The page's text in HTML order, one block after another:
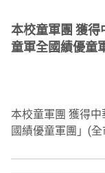
本校童軍團 獲得
童軍全國績優童
本校童軍團 獲得
國績優童軍團」(